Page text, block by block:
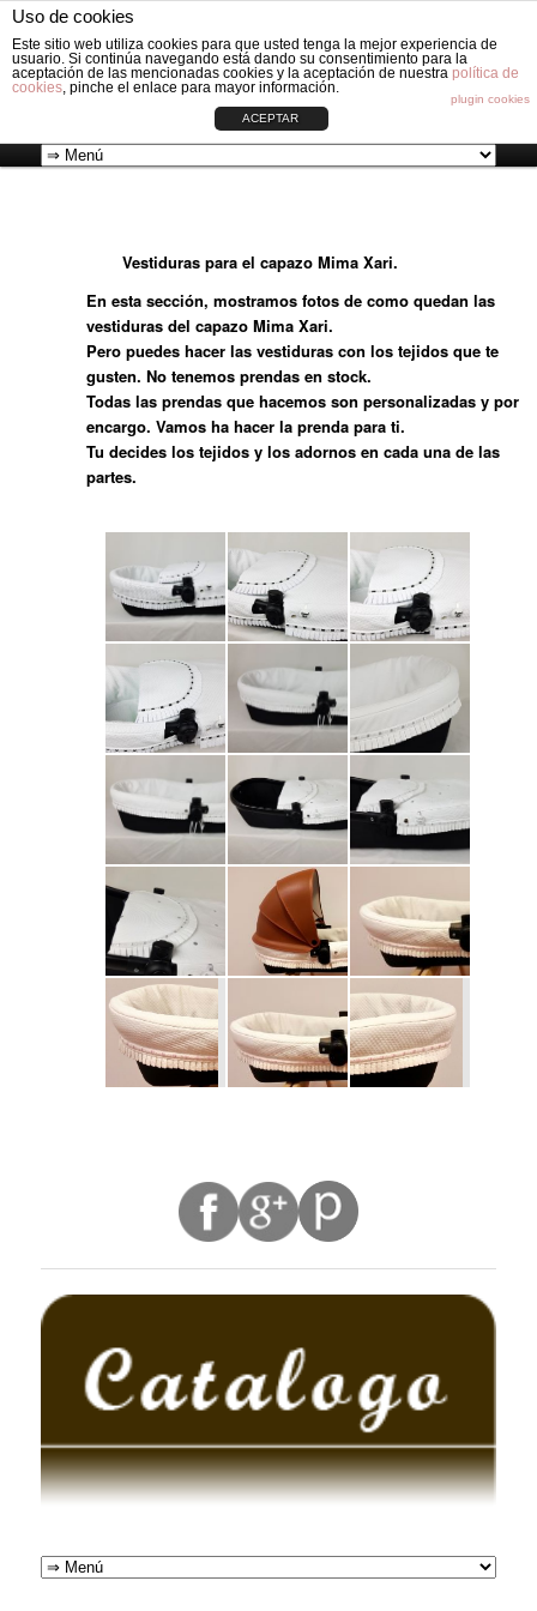
Uso de cookies
Este sitio web utiliza cookies para que usted tenga la mejor experiencia de
usuario. Si continúa navegando está dando su consentimiento para la
aceptación de las mencionadas cookies y la aceptación de nuestra política de
cookies, pinche el enlace para mayor información.
plugin cookies
ACEPTAR
VESTIDURAS ORIGINAL CIRCLE
Fabricación de vestiduras para carros de Bebé: Fundas, Sacos, Capotas,
Capazos, Sombrillas, Bolsos y Grupos cero.
Cerca
Vai
contenuto
principale
Vestiduras para el capazo Mima Xari.
En esta sección, mostramos fotos de como quedan las
vestiduras del capazo Mima Xari.
Pero puedes hacer las vestiduras con los tejidos que te
gusten. No tenemos prendas en stock.
Todas las prendas que hacemos son personalizadas y por
encargo. Vamos ha hacer la prenda para ti.
Tu decides los tejidos y los adornos en cada una de las
partes.